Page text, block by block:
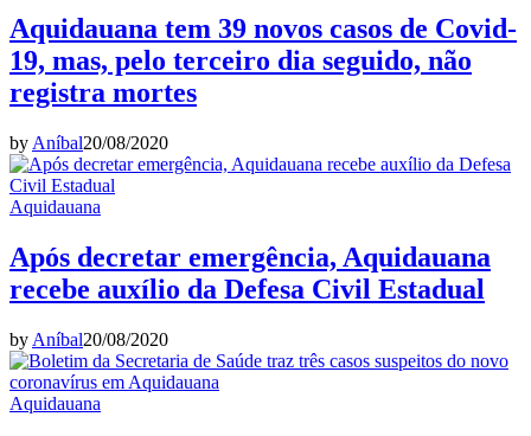
Aquidauana tem 39 novos casos de Covid-
19, mas, pelo terceiro dia seguido, não
registra mortes
by Aníbal20/08/2020
Aquidauana
Após decretar emergência, Aquidauana
recebe auxílio da Defesa Civil Estadual
by Aníbal20/08/2020
Aquidauana